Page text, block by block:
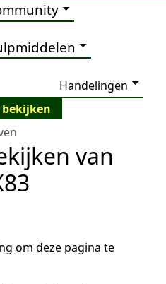
Handelingen
van
om deze pagina te